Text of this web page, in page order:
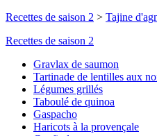
Recettes de saison 2 > Tajine
Recettes de saison 2
Gravlax de saumon
Tartinade de lentilles aux
Légumes grillés
Taboulé de quinoa
Gaspacho
Haricots à la provençale